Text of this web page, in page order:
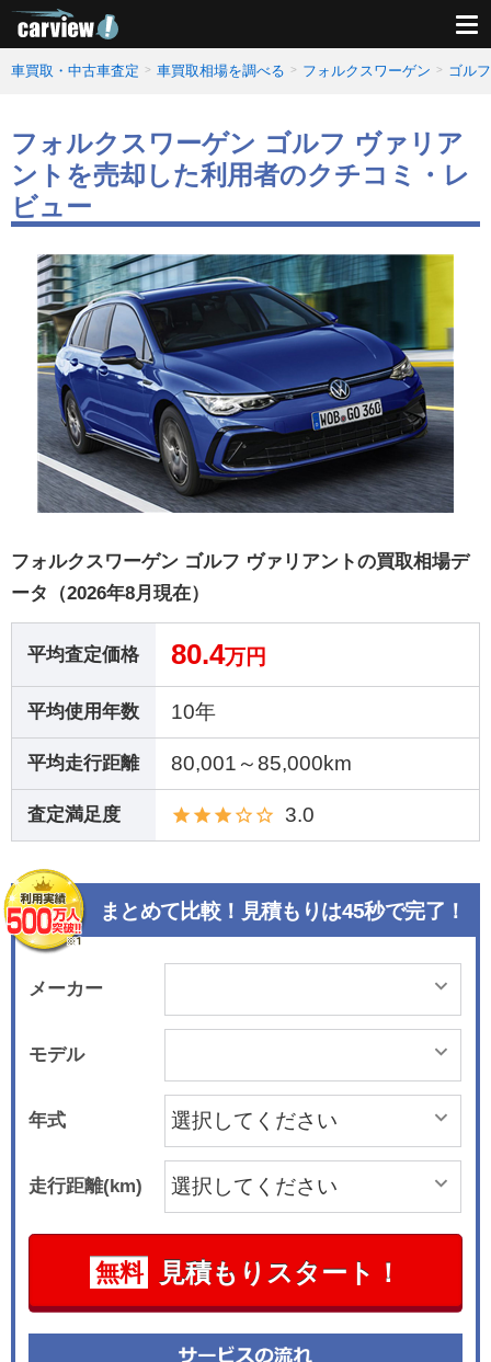
車買取・中古車査定 車買取相場を調べる フォルクスワーゲン ゴル
フォルクスワーゲン ゴルフ ヴァリア
ントを売却した利用者のクチコミ・レ
ビュー
フォルクスワーゲン ゴルフ ヴァリアントの買取相場デ
ータ（2026年8月現在）
平均査定価格 80.4万円
平均使用年数 10年
平均走行距離 80,001～85,000km
査定満足度 3.0
まとめて比較！見積もりは45秒で完了！
メーカー
モデル
年式
走行距離(km)
無料 見積もりスタート！